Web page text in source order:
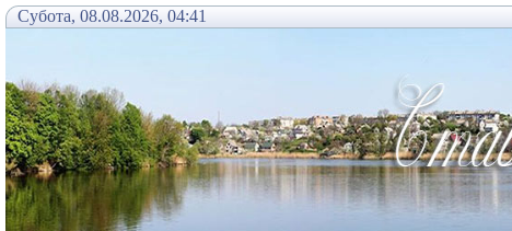
Субота, 08.08.2026, 04:41